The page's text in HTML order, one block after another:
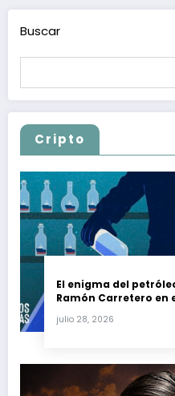
Buscar
Cripto
El enigma del
Ramón Carretero en
julio 28, 2026